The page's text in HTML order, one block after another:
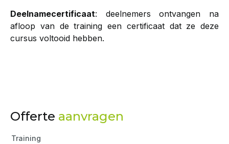
Deelnamecertificaat: deelnemers ontvangen na
afloop van de training een certificaat dat ze deze
cursus voltooid hebben.
Offerte aanvragen
Training